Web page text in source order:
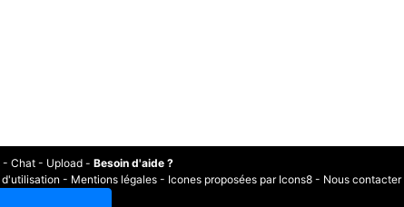
- Chat- Upload- Besoin d'aide ?
- Mentions légales- Icones proposées par Icons8- Nous contacter